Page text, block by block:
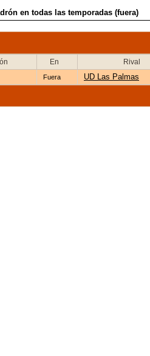
en todas las temporadas (fuera)
En Rival
Fuera UD Las Palmas